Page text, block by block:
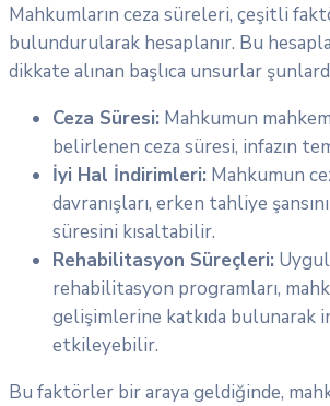
Mahkumların ceza süreleri, çeşitli
bulundurularak hesaplanır. Bu
dikkate alınan başlıca unsurlar
Ceza Süresi: Mahkumun
belirlenen ceza süresi, infazın
İyi Hal İndirimleri: Mahkumun
davranışları, erken tahliye
süresini kısaltabilir.
Rehabilitasyon Süreçleri:
rehabilitasyon programları,
gelişimlerine katkıda bulunarak
etkileyebilir.
Bu faktörler bir araya geldiğinde,